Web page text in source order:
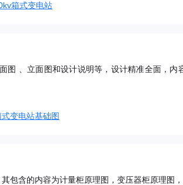
箱式变电站
图 、立面图和设计说明等，设计精准全面，内
式变电站基础图
包含的内容为计量柜原理图，变压器柜原理图